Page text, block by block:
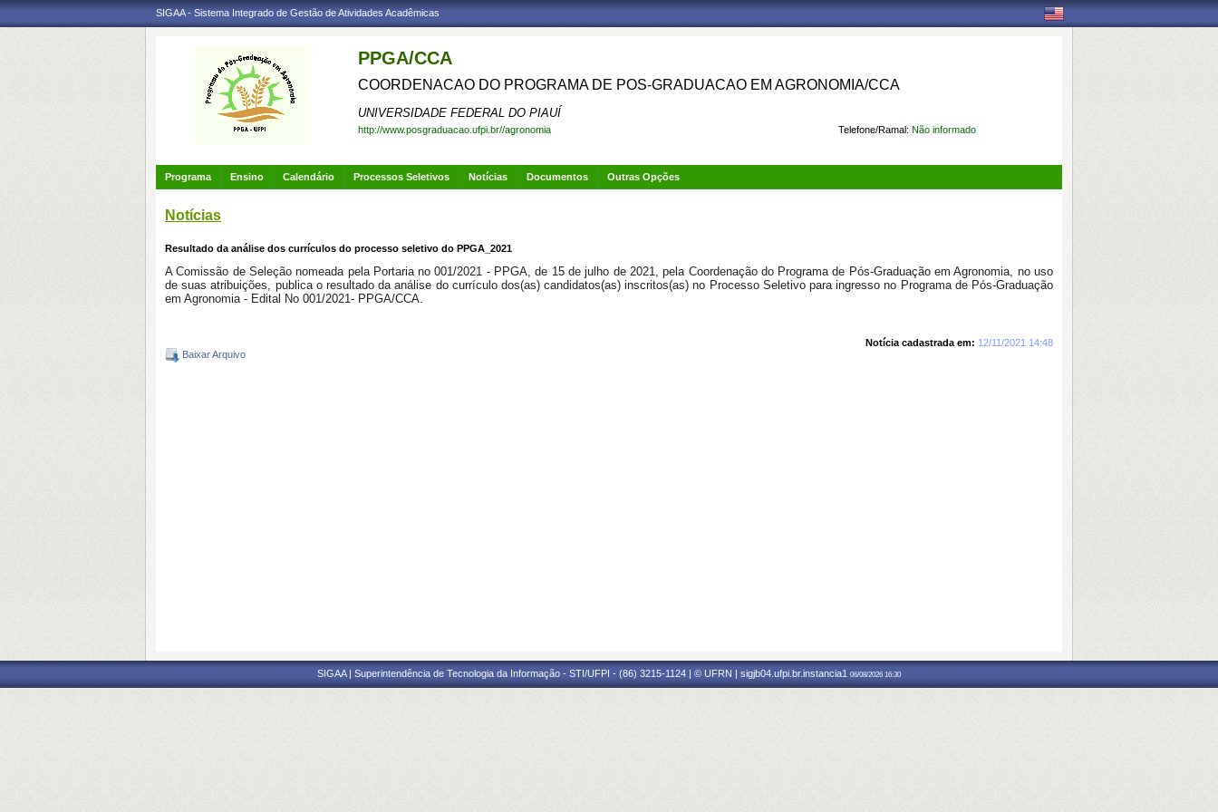
SIGAA - Sistema Integrado de Gestão de Atividades Acadêmicas
PPGA/CCA
COORDENACAO DO PROGRAMA DE POS-GRADUACAO EM AGRONOMIA/CCA
UNIVERSIDADE FEDERAL DO PIAUÍ
Telefone/Ramal: Não informado
http://www.posgraduacao.ufpi.br//agronomia
Programa Ensino Calendário Processos Seletivos Notícias Documentos Outras Opções
Notícias
Resultado da análise dos currículos do processo seletivo do PPGA_2021
A Comissão de Seleção nomeada pela Portaria no 001/2021 - PPGA, de 15 de julho de 2021, pela Coordenação do Programa de Pós-Graduação em Agronomia, no uso
de suas atribuições, publica o resultado da análise do currículo dos(as) candidatos(as) inscritos(as) no Processo Seletivo para ingresso no Programa de Pós-Graduação
em Agronomia - Edital No 001/2021- PPGA/CCA.
Notícia cadastrada em: 12/11/2021 14:48
Baixar Arquivo
SIGAA | Superintendência de Tecnologia da Informação - STI/UFPI - (86) 3215-1124 | © UFRN | sigjb04.ufpi.br.instancia1 06/08/2026 16:30